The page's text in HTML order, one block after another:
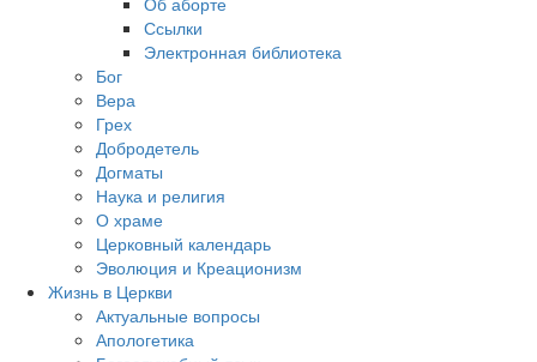
Ссылки
Электронная библиотека
Бог
Вера
Грех
Добродетель
Догматы
Наука и религия
О храме
Церковный календарь
Эволюция и Креационизм
Жизнь в Церкви
Актуальные вопросы
Апологетика